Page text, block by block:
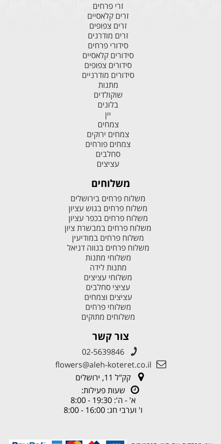
זרי פרחים
זרים קלאסיים
זרים צפופים
זרים מודרנים
סידורי פרחים
סידורים קלאסיים
סידורים צפופים
סידורים מודרניים
מתנות
שוקולדים
בלונים
יין
צמחים
צמחים ירוקים
צמחים פורחים
סחלבים
עציצים
משלוחים
משלוח פרחים בירושלים
משלוח פרחים בגוש עציון
משלוח פרחים בכפר עציון
משלוח פרחים במבשרת ציון
משלוח פרחים במודיעין
משלוח פרחים בנווה דניאל
משלוחי מתנות
מתנות לידה
משלוחי עציצים
עציצי סחלבים
עציצים וצמחים
משלוחי פרחים
משלוחים מתוקים
צור קשר
02-5639846
flowers@aleh-koteret.co.il
קק"ל 11, ירושלים
שעות פעילות:
א' - ה': 19:30 - 8:00
ו' וערבי חג: 16:00 - 8:00